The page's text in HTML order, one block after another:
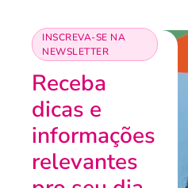
INSCREVA-SE NA
NEWSLETTER
Receba
dicas e
informações
relevantes